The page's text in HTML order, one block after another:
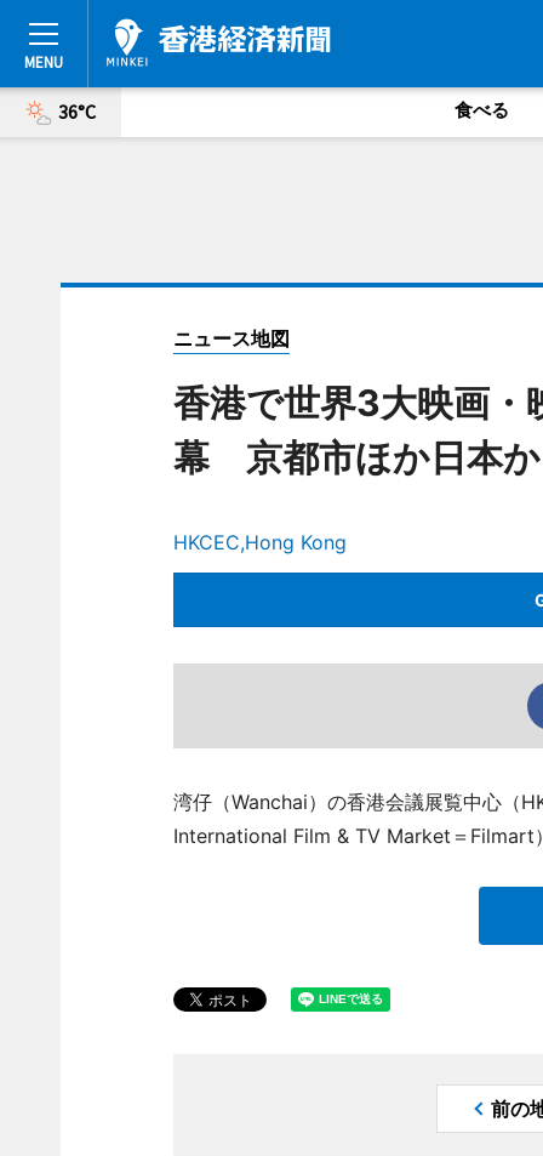
36°C 食べる
ニュース地図
香港で世界3大映画・
幕 京都市ほか日本か
HKCEC,Hong Kong
湾仔（Wanchai）の香港会議展覧中心（
International Film & TV Market＝Filmart
前の